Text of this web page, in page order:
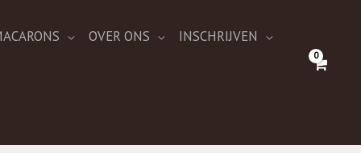
OVER ONS INSCHRIJVEN